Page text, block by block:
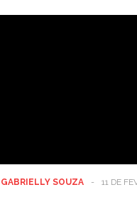
GABRIELLY SOUZA - 11 DE